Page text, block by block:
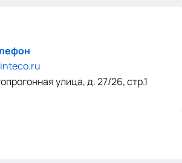
улица, д. 27/26, стр.1